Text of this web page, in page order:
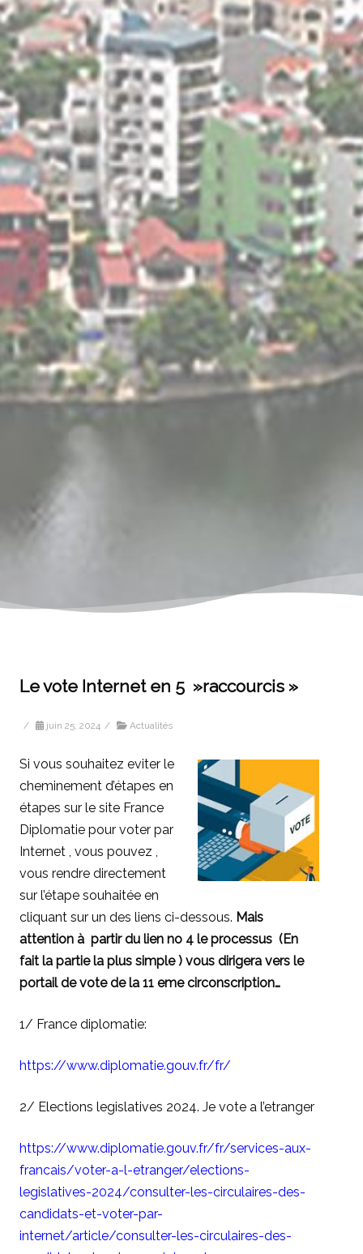
Le vote Internet en 5 »raccourcis »
/ juin 25, 2024 / Actualités
Si vous souhaitez eviter le
cheminement d’étapes en
étapes sur le site France
Diplomatie pour voter par
Internet , vous pouvez ,
vous rendre directement
sur l’étape souhaitée en
cliquant sur un des liens ci-dessous. Mais
attention à partir du lien no 4 le processus (En
fait la partie la plus simple ) vous dirigera vers le
portail de vote de la 11 eme circonscription…
1/ France diplomatie:
https://www.diplomatie.gouv.fr/fr/
2/ Elections legislatives 2024. Je vote a l’etranger
https://www.diplomatie.gouv.fr/fr/services-aux-
francais/voter-a-l-etranger/elections-
legislatives-2024/consulter-les-circulaires-des-
candidats-et-voter-par-
internet/article/consulter-les-circulaires-des-